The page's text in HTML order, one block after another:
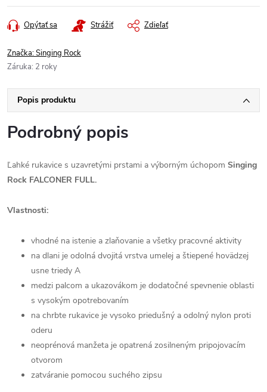
Opýtať sa Strážiť Zdieľať
Značka:Singing Rock
Záruka: 2 roky
Popis produktu
Podrobný popis
Ľahké rukavice s uzavretými prstami a výborným úchopom Singing
Rock FALCONER FULL.
Vlastnosti:
vhodné na istenie a zlaňovanie a všetky pracovné aktivity
na dlani je odolná dvojitá vrstva umelej a štiepené hovädzej
usne triedy A
medzi palcom a ukazovákom je dodatočné spevnenie oblasti
s vysokým opotrebovaním
na chrbte rukavice je vysoko priedušný a odolný nylon proti
oderu
neoprénová manžeta je opatrená zosilneným pripojovacím
otvorom
zatváranie pomocou suchého zipsu